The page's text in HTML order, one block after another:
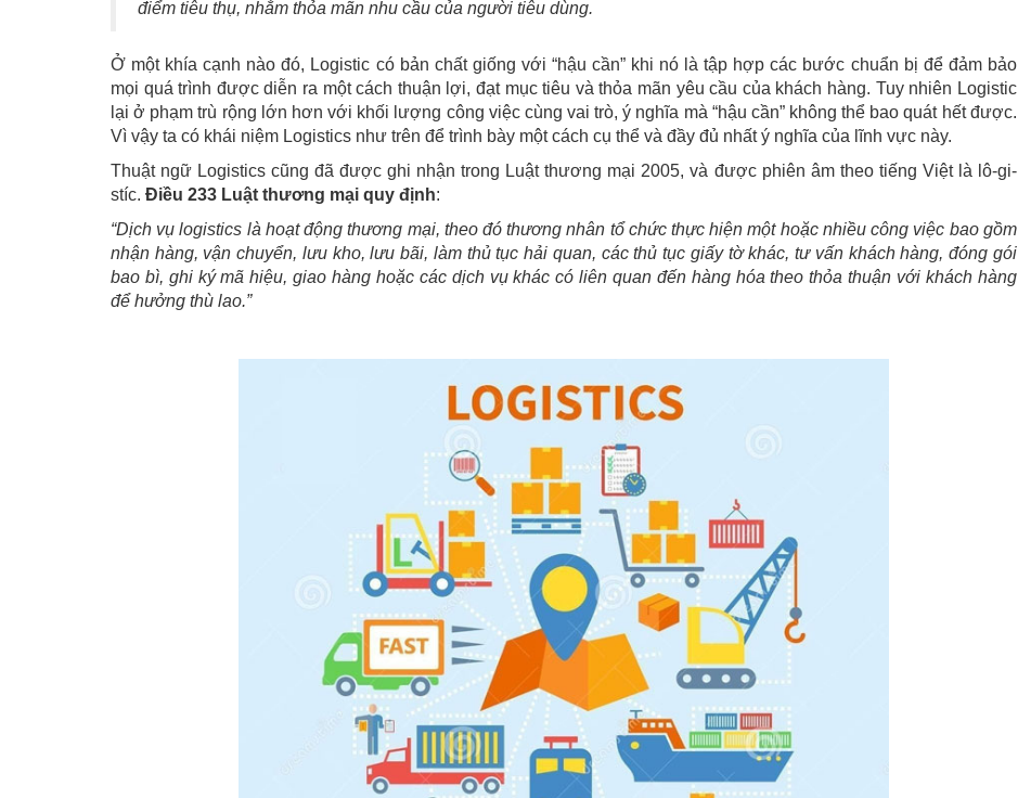
điểm tiêu thụ, nhằm thỏa mãn nhu cầu của người tiêu dùng.
Ở một khía cạnh nào đó, Logistic có bản chất giống với “hậu cần” khi nó là tập hợp các bước chuẩn bị để đảm bảo
mọi quá trình được diễn ra một cách thuận lợi, đạt mục tiêu và thỏa mãn yêu cầu của khách hàng. Tuy nhiên Logistic
lại ở phạm trù rộng lớn hơn với khối lượng công việc cùng vai trò, ý nghĩa mà “hậu cần” không thể bao quát hết được.
Vì vậy ta có khái niệm Logistics như trên để trình bày một cách cụ thể và đầy đủ nhất ý nghĩa của lĩnh vực này.
Thuật ngữ Logistics cũng đã được ghi nhận trong Luật thương mại 2005, và được phiên âm theo tiếng Việt là lô-gi-
stíc. Điều 233 Luật thương mại quy định:
“Dịch vụ logistics là hoạt động thương mại, theo đó thương nhân tổ chức thực hiện một hoặc nhiều công việc bao gồm
nhận hàng, vận chuyển, lưu kho, lưu bãi, làm thủ tục hải quan, các thủ tục giấy tờ khác, tư vấn khách hàng, đóng gói
bao bì, ghi ký mã hiệu, giao hàng hoặc các dịch vụ khác có liên quan đến hàng hóa theo thỏa thuận với khách hàng
để hưởng thù lao.”